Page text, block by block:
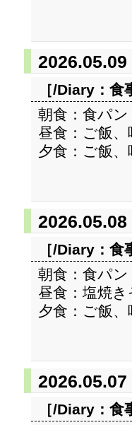
2026.05.09
［/Diary： 食
朝食：食パ
昼食：ご飯
夕食：ご飯
2026.05.08
［/Diary： 食
朝食：食パ
昼食：塩焼
夕食：ご飯
2026.05.07
［/Diary： 食